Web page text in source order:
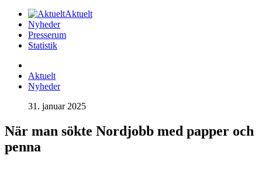
Aktuelt
Nyheder
Presserum
Statistik
Aktuelt
Nyheder
31. januar 2025
När man sökte Nordjobb med papper och
penna